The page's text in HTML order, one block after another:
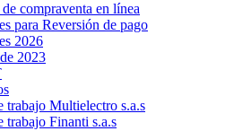
compraventa en línea
para Reversión de pago
2026
2023
trabajo Multielectro s.a.s
trabajo Finanti s.a.s